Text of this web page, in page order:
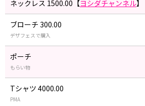
ネックレス 1500.00【ヨシダチャンネル】
ブローチ 300.00
デザフェスで購入
ポーチ
もらい物
Tシャツ 4000.00
PMA